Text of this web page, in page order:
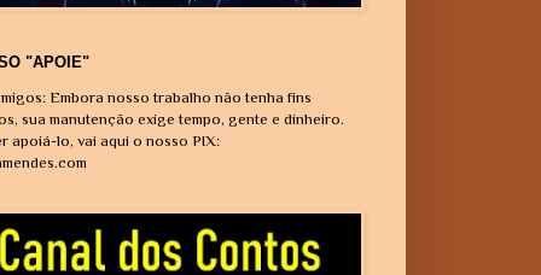
"APOIE"
Embora nosso trabalho não tenha fins
sua manutenção exige tempo, gente e dinheiro.
apoiá-lo, vai aqui o nosso PIX: